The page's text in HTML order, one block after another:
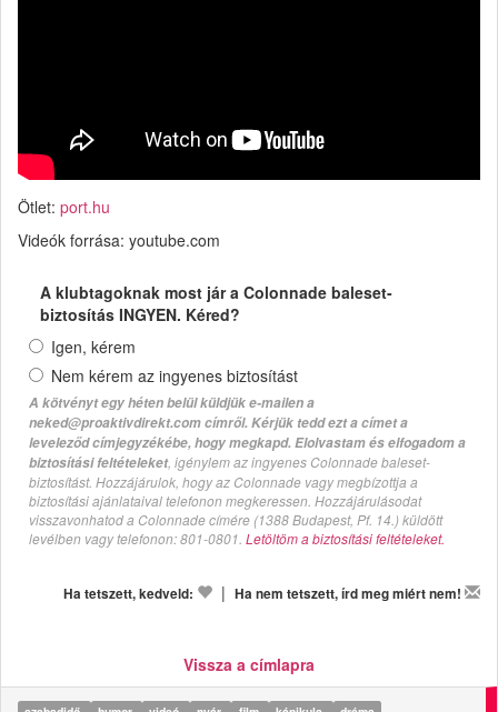
Ötlet: port.hu
Videók forrása: youtube.com
A klubtagoknak most jár a Colonnade baleset-
biztosítás INGYEN. Kéred?
Igen, kérem
Nem kérem az ingyenes biztosítást
A kötvényt egy héten belül küldjük e-mailen a
neked@proaktivdirekt.com címről. Kérjük tedd ezt a címet a
leveleződ címjegyzékébe, hogy megkapd. Elolvastam és elfogadom a
biztosítási feltételeket, igénylem az ingyenes Colonnade baleset-
biztosítást. Hozzájárulok, hogy az Colonnade vagy megbízottja a
biztosítási ajánlataival telefonon megkeressen. Hozzájárulásodat
visszavonhatod a Colonnade címére (1388 Budapest, Pf. 14.) küldött
levélben vagy telefonon: 801-0801. Letöltöm a biztosítási feltételeket.
Ha tetszett, kedveld: | Ha nem tetszett, írd meg miért nem!
Vissza a címlapra